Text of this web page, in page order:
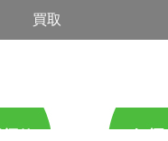
買取